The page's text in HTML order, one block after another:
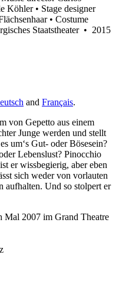
Köhler • Stage designer
• Costume
Staatstheater • 2015
and Français.
von Gepetto aus einem
Junge werden und stellt
um‘s Gut- oder Bösesein?
Lebenslust? Pinocchio
er wissbegierig, aber eben
sich weder von vorlauten
aufhalten. Und so stolpert er
Mal 2007 im Grand Theatre